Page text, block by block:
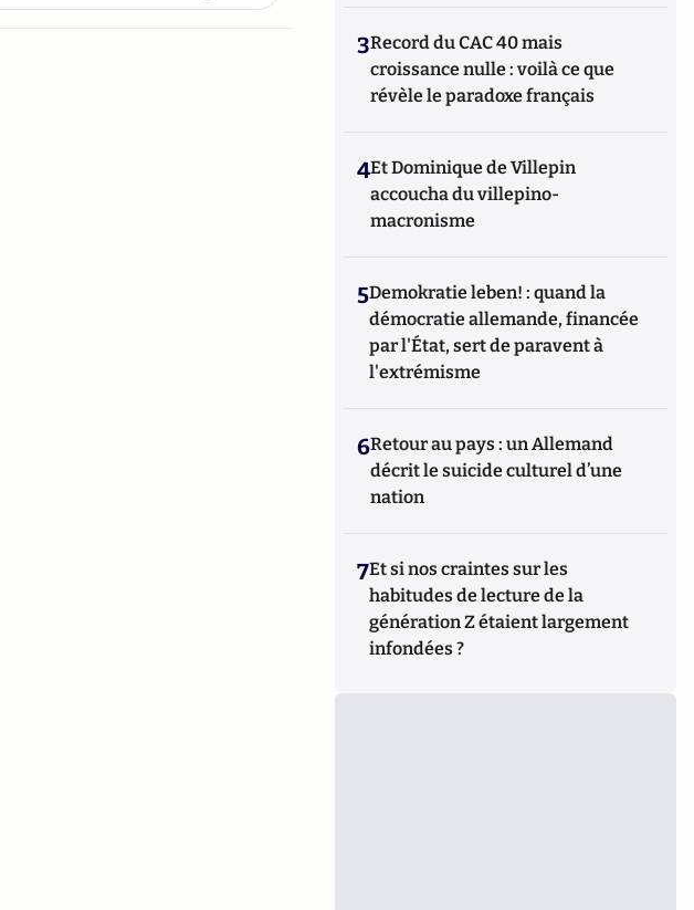
3Record du CAC 40 mais
croissance nulle : voilà ce que
révèle le paradoxe français
4Et Dominique de Villepin
accoucha du villepino-
macronisme
5Demokratie leben! : quand la
démocratie allemande, financée
par l'État, sert de paravent à
l'extrémisme
6Retour au pays : un Allemand
décrit le suicide culturel d’une
nation
7Et si nos craintes sur les
habitudes de lecture de la
génération Z étaient largement
infondées ?